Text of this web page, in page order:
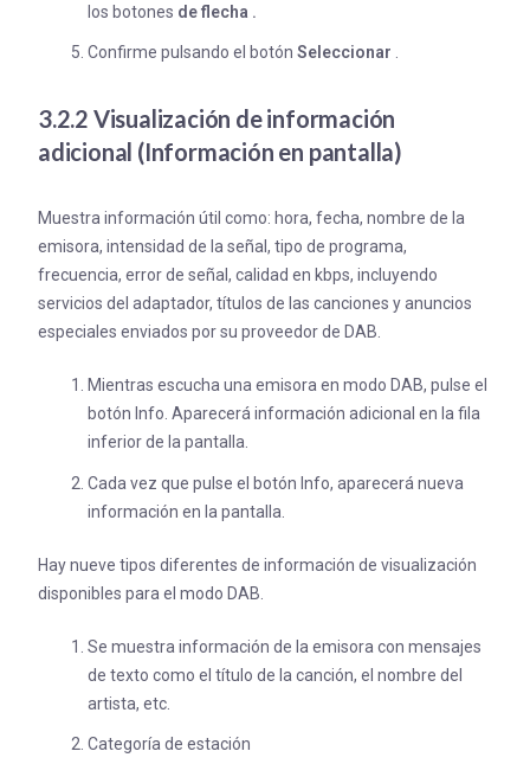
los botones de flecha .
Confirme pulsando el botón Seleccionar
3.2.2 Visualización de información
adicional (Información en pantalla)
Muestra información útil como: hora, fecha, nombre de la
emisora, intensidad de la señal, tipo de programa,
frecuencia, error de señal, calidad en kbps, incluyendo
servicios del adaptador, títulos de las canciones y anuncios
especiales enviados por su proveedor de DAB.
Mientras escucha una emisora en modo DAB, pulse el
botón Info. Aparecerá información adicional en la fila
inferior de la pantalla.
Cada vez que pulse el botón Info, aparecerá nueva
información en la pantalla.
Hay nueve tipos diferentes de información de visualización
disponibles para el modo DAB.
Se muestra información de la emisora con mensajes
de texto como el título de la canción, el nombre del
artista, etc.
Categoría de estación